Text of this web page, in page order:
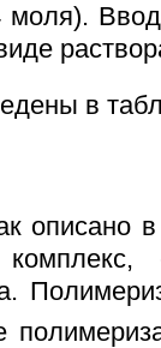
моля).
в
описано